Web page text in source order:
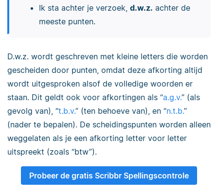
Ik sta achter je verzoek, d.w.z. achter de
meeste punten.
D.w.z. wordt geschreven met kleine letters die worden
gescheiden door punten, omdat deze afkorting altijd
wordt uitgesproken alsof de volledige woorden er
staan. Dit geldt ook voor afkortingen als “a.g.v.” (als
gevolg van), “t.b.v.” (ten behoeve van), en “n.t.b.”
(nader te bepalen). De scheidingspunten worden alleen
weggelaten als je een afkorting letter voor letter
uitspreekt (zoals “btw”).
Probeer de gratis Scribbr Spellingscontrole